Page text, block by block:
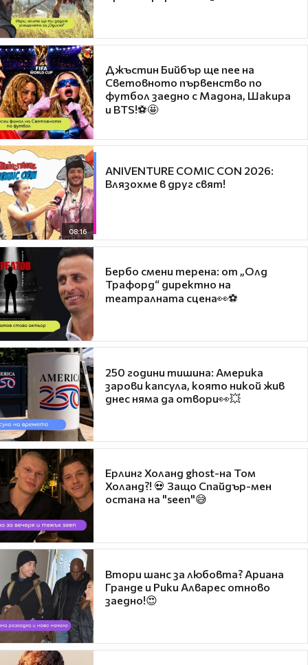
Джъстин Бийбър ще пее на
Световното първенство по
футбол заедно с Мадона, Шакира
и BTS!⚽🤩
08:16
ANIVENTURE COMIC CON 2026:
Влязохме в друг свят!
Бербо смени терена: от „Олд
Трафорд“ директно на
театралната сцена👀⚽
250 години тишина: Америка
зарови капсула, която никой жив
днес няма да отвори👀💥
Ерлинг Холанд ghost-на Том
Холанд?! 💀 Защо Спайдър-мен
остана на "seen"😅
Втори шанс за любовта? Ариана
Гранде и Рики Алварес отново
заедно!😍